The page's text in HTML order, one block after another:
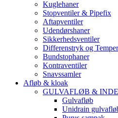
Kuglehaner
Stopventiler & Pipefix
Aftapventiler
Udendørshaner
Sikkerhedsventiler
Differenstryk og
Bundstophaner
Kontraventiler
Snavssamler
Afløb & kloak
GULVAFLØB &
Gulvafløb
Unidrain